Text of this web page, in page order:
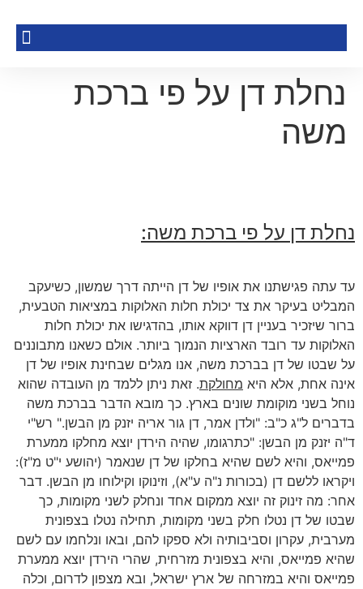
נחלת דן על פי ברכת
משה
נחלת דן על פי ברכת משה:
עד עתה פגישתנו את אופיו של דן הייתה דרך שמשון, כשיעקב
המבליט בעיקר את צד יכולת חלות האלוקות במציאות הטבעית,
ברור שיזכיר בעניין דן דווקא אותו, בהדגישו את יכולת חלות
האלוקות עד רובד הארציות הנמוך ביותר. אולם כשאנו מתבוננים
על שבטו של דן בברכת משה, אנו מגלים שבחינת אופיו של דן
אינה אחת, אלא היא מחולקת. זאת ניתן ללמד מן העובדה שהוא
נוחל בשני מוקומת שונים בארץ. כך מובא הדבר בברכת משה
בדברים ל"ג כ"ב: "ולדן אמר, דן גור אריה יזנק מן הבשן." רש"י
ד"ה יזנק מן הבשן: "כתרגומו, שהיה הירדן יוצא מחלקו ממערת
פמייאס, והיא לשם שהיא בחלקו של דן שנאמר (יהושע י"ט מ"ז):
ויקראו ללשם דן (בכורות נ"ה ע"א), וזינוקו וקילוחו מן הבשן. דבר
אחר: מה זינוק זה יוצא ממקום אחד ונחלק לשני מקומות, כך
שבטו של דן נטלו חלק בשני מקומות, תחילה נטלו בצפונית
מערבית, עקרון וסביבותיה ולא ספקו להם, ובאו ונלחמו עם לשם
שהיא פמייאס, והיא בצפונית מזרחית, שהרי הירדן יוצא ממערת
פמייאס והיא במזרחה של ארץ ישראל, ובא מצפון לדרום, וכלה